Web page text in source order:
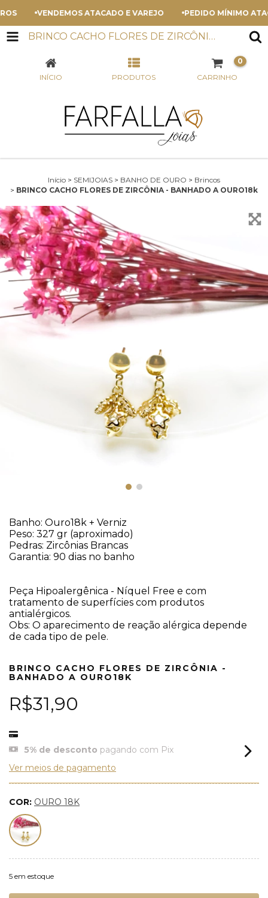
VENDEMOS ATACADO E VAREJO PEDIDO MÍNIMO
BRINCO CACHO FLORES DE ZIRCÔNIA - BANHADO A OURO18K
INÍCIO PRODUTOS CARRINHO
0
Início > SEMIJOIAS > BANHO DE OURO > Brincos
> BRINCO CACHO FLORES DE ZIRCÔNIA - BANHADO A OURO18k
Banho: Ouro18k + Verniz
Peso: 327 gr (aproximado)
Pedras: Zircônias Brancas
Garantia: 90 dias no banho
Peça Hipoalergênica - Níquel Free e com
tratamento de superfícies com produtos
antialérgicos.
Obs: O aparecimento de reação alérgica depende
de cada tipo de pele.
BRINCO CACHO FLORES DE ZIRCÔNIA -
BANHADO A OURO18K
R$31,90
5% de desconto pagando com Pix
Ver meios de pagamento
COR: OURO 18K
5 em estoque